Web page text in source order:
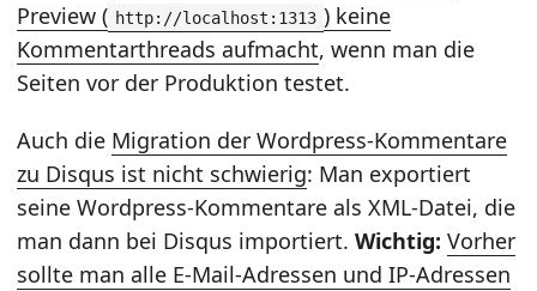
Preview ( http://localhost:1313 ) keine
Kommentarthreads aufmacht, wenn man die
Seiten vor der Produktion testet.
Auch die Migration der Wordpress-Kommentare
zu Disqus ist nicht schwierig: Man exportiert
seine Wordpress-Kommentare als XML-Datei, die
man dann bei Disqus importiert. Wichtig: Vorher
sollte man alle E-Mail-Adressen und IP-Adressen